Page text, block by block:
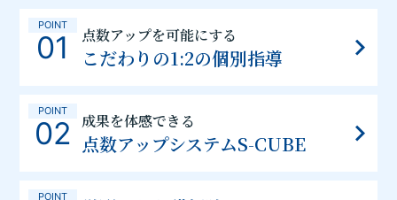
POINT
01 点数アップを可能にする
こだわりの1:2の個別指導
POINT
02 成果を体感できる
点数アップシステムS-CUBE
POINT